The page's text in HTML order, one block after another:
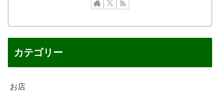
カテゴリー
お店